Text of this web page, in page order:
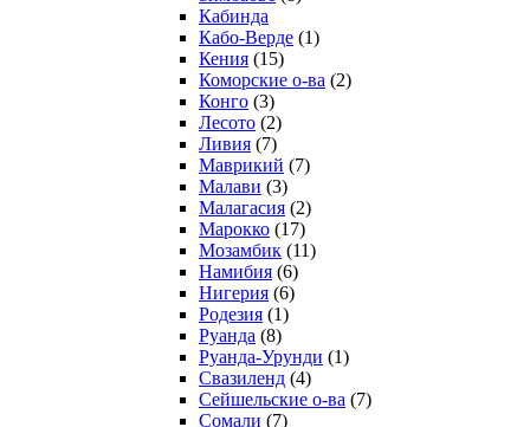
Кабинда
Кабо-Верде (1)
Кения (15)
Коморские о-ва (2)
Конго (3)
Лесото (2)
Ливия (7)
Маврикий (7)
Малави (3)
Малагасия (2)
Марокко (17)
Мозамбик (11)
Намибия (6)
Нигерия (6)
Родезия (1)
Руанда (8)
Руанда-Урунди (1)
Свазиленд (4)
Сейшельские о-ва (7)
Сомали (7)